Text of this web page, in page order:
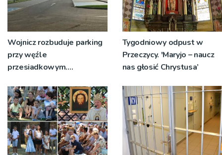
Wojnicz rozbuduje parking
przy węźle
przesiadkowym.
miejsc
Tygodniowy odpust w
Przeczycy. 'Maryjo – naucz
nas głosić Chrystusa’